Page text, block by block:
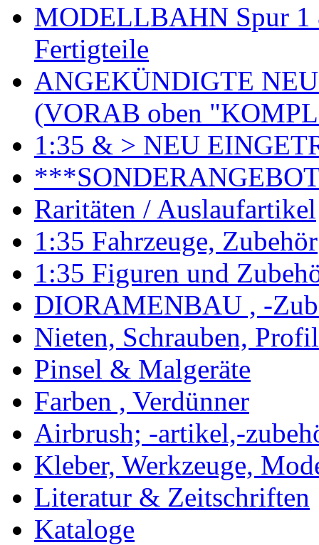
MODELLBAHN Spur 1
Fertigteile
ANGEKÜNDIGTE
(VORAB oben
1:35 & > NEU
Raritäten / Auslaufartikel
1:35 Fahrzeuge, Zubehör
1:35 Figuren und
DIORAMENBAU , -
Nieten, Schrauben,
Pinsel & Malgeräte
Farben , Verdünner
Airbrush; -artikel,-
Kleber, Werkzeuge,
Literatur & Zeitschriften
Kataloge